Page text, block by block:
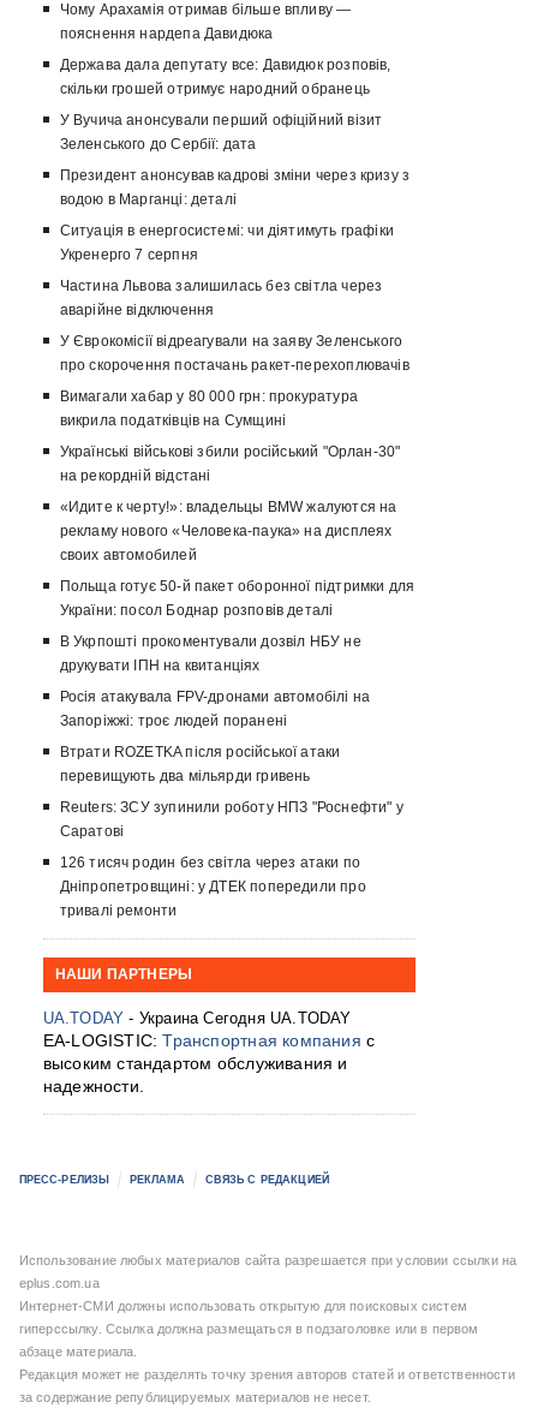
Чому Арахамія отримав більше впливу —
пояснення нардепа Давидюка
Держава дала депутату все: Давидюк розповів,
скільки грошей отримує народний обранець
У Вучича анонсували перший офіційний візит
Зеленського до Сербії: дата
Президент анонсував кадрові зміни через кризу з
водою в Марганці: деталі
Ситуація в енергосистемі: чи діятимуть графіки
Укренерго 7 серпня
Частина Львова залишилась без світла через
аварійне відключення
У Єврокомісії відреагували на заяву Зеленського
про скорочення постачань ракет-перехоплювачів
Вимагали хабар у 80 000 грн: прокуратура
викрила податківців на Сумщині
Українські військові збили російський "Орлан-30"
на рекордній відстані
«Идите к черту!»: владельцы BMW жалуются на
рекламу нового «Человека-паука» на дисплеях
своих автомобилей
Польща готує 50-й пакет оборонної підтримки для
України: посол Боднар розповів деталі
В Укрпошті прокоментували дозвіл НБУ не
друкувати ІПН на квитанціях
Росія атакувала FPV-дронами автомобілі на
Запоріжжі: троє людей поранені
Втрати ROZETKA після російської атаки
перевищують два мільярди гривень
Reuters: ЗСУ зупинили роботу НПЗ "Роснефти" у
Саратові
126 тисяч родин без світла через атаки по
Дніпропетровщині: у ДТЕК попередили про
тривалі ремонти
НАШИ ПАРТНЕРЫ
UA.TODAY - Украина Сегодня UA.TODAY
EA-LOGISTIC:Транспортная компания с
высоким стандартом обслуживания и
надежности.
ПРЕСС-РЕЛИЗЫ РЕКЛАМА СВЯЗЬ С РЕДАКЦИЕЙ
Использование любых материалов сайта разрешается при условии ссылки на
eplus.com.ua
Интернет-СМИ должны использовать открытую для поисковых систем
гиперссылку. Ссылка должна размещаться в подзаголовке или в первом
абзаце материала.
Редакция может не разделять точку зрения авторов статей и ответственности
за содержание републицируемых материалов не несет.